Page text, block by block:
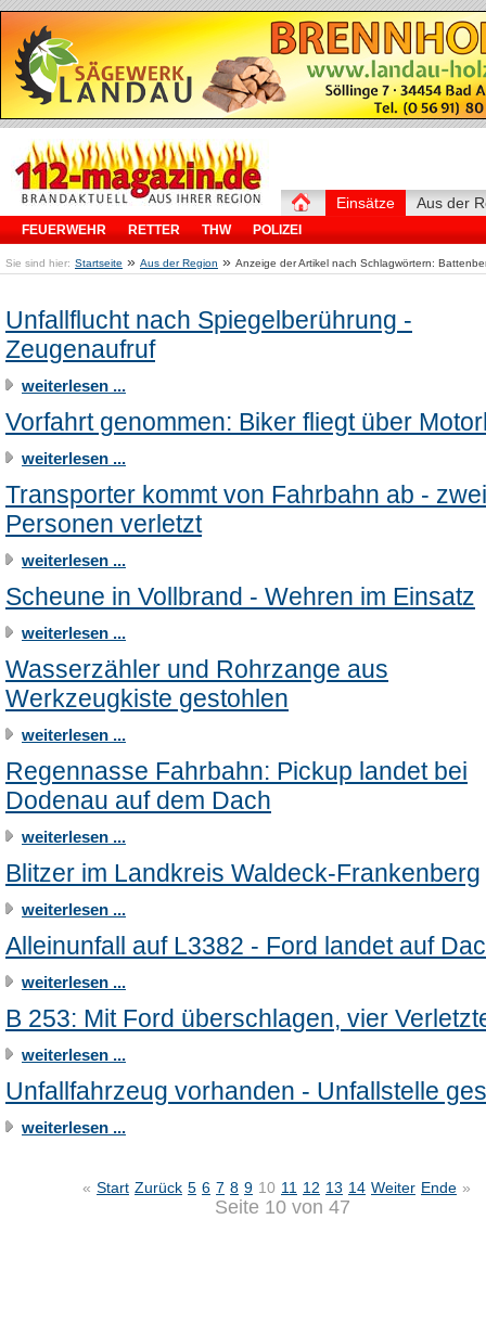
Einsätze
FEUERWEHR RETTER THW POLIZEI
Aus der
Sie sind hier: Startseite » Aus der Region » Anzeige der Artikel nach Schlagwörtern:
Unfallflucht nach Spiegelberührung -
Zeugenaufruf
weiterlesen ...
Vorfahrt genommen: Biker fliegt über
weiterlesen ...
Transporter kommt von Fahrbahn ab - zwei
Personen verletzt
weiterlesen ...
Scheune in Vollbrand - Wehren im Einsatz
weiterlesen ...
Wasserzähler und Rohrzange aus
Werkzeugkiste gestohlen
weiterlesen ...
Regennasse Fahrbahn: Pickup landet bei
Dodenau auf dem Dach
weiterlesen ...
Blitzer im Landkreis Waldeck-Frankenberg
weiterlesen ...
Alleinunfall auf L3382 - Ford landet auf
weiterlesen ...
B 253: Mit Ford überschlagen, vier
weiterlesen ...
Unfallfahrzeug vorhanden - Unfallstelle
weiterlesen ...
« Start Zurück 5 6 7 8 9 10 11 12 13 14 Weiter Ende »
Seite 10 von 47